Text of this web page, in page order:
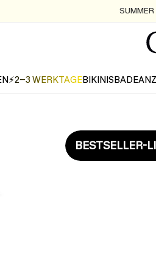
SUMMER
ZUM
⚡2-3 WERKTAGEBIKINIS
BESTSELLER-